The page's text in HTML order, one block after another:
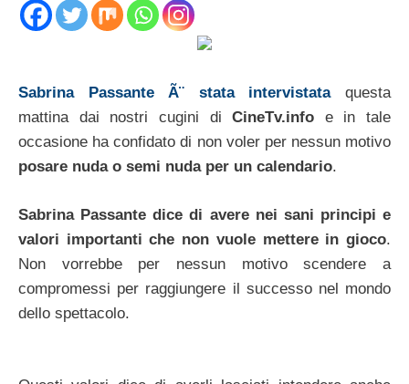
Sabrina Passante Ã¨ stata intervistataquesta
mattina dai nostri cugini diCineTv.info e in tale
occasione ha confidato di non voler per nessun motivo
posare nuda o semi nuda per un calendario.
Sabrina Passante dice di avere nei sani principi e
valori importanti che non vuole mettere in gioco.
Non vorrebbe per nessun motivo scendere a
compromessi per raggiungere il successo nel mondo
dello spettacolo.